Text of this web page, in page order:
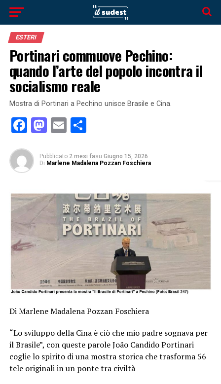
ESTERI
Portinari commuove Pechino:
quando l’arte del popolo incontra il
socialismo reale
Mostra di Portinari a Pechino unisce Brasile e Cina.
Facebook
Mastodon
EmailCondividi
Pubblicato 2 mesi fasu Giugno 15, 2026
Di Marlene Madalena Pozzan Foschiera
Di Marlene Madalena Pozzan Foschiera
“Lo sviluppo della Cina è ciò che mio padre sognava per
il Brasile”, con queste parole João Candido Portinari
coglie lo spirito di una mostra storica che trasforma 56
tele originali in un ponte tra civiltà